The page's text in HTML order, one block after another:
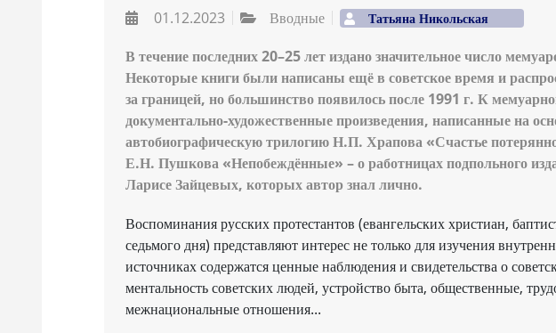
01.12.2023 Вводные Татьяна Никольская
В течение последних 20–25 лет издано значительное число
Некоторые книги были написаны ещё в советское время и
за границей, но большинство появилось после 1991 г. К
документально-художественные произведения, написанные на
автобиографическую трилогию Н.П. Храпова «Счастье
Е.Н. Пушкова «Непобеждённые» – о работницах подпольного
Ларисе Зайцевых, которых автор знал лично.
Воспоминания русских протестантов (евангельских христиан,
седьмого дня) представляют интерес не только для изучения
источниках содержатся ценные наблюдения и свидетельства о
ментальность советских людей, устройство быта, общественные,
межнациональные отношения...